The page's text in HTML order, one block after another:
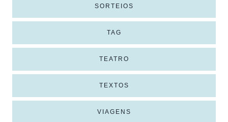
SORTEIOS
TAG
TEATRO
TEXTOS
VIAGENS